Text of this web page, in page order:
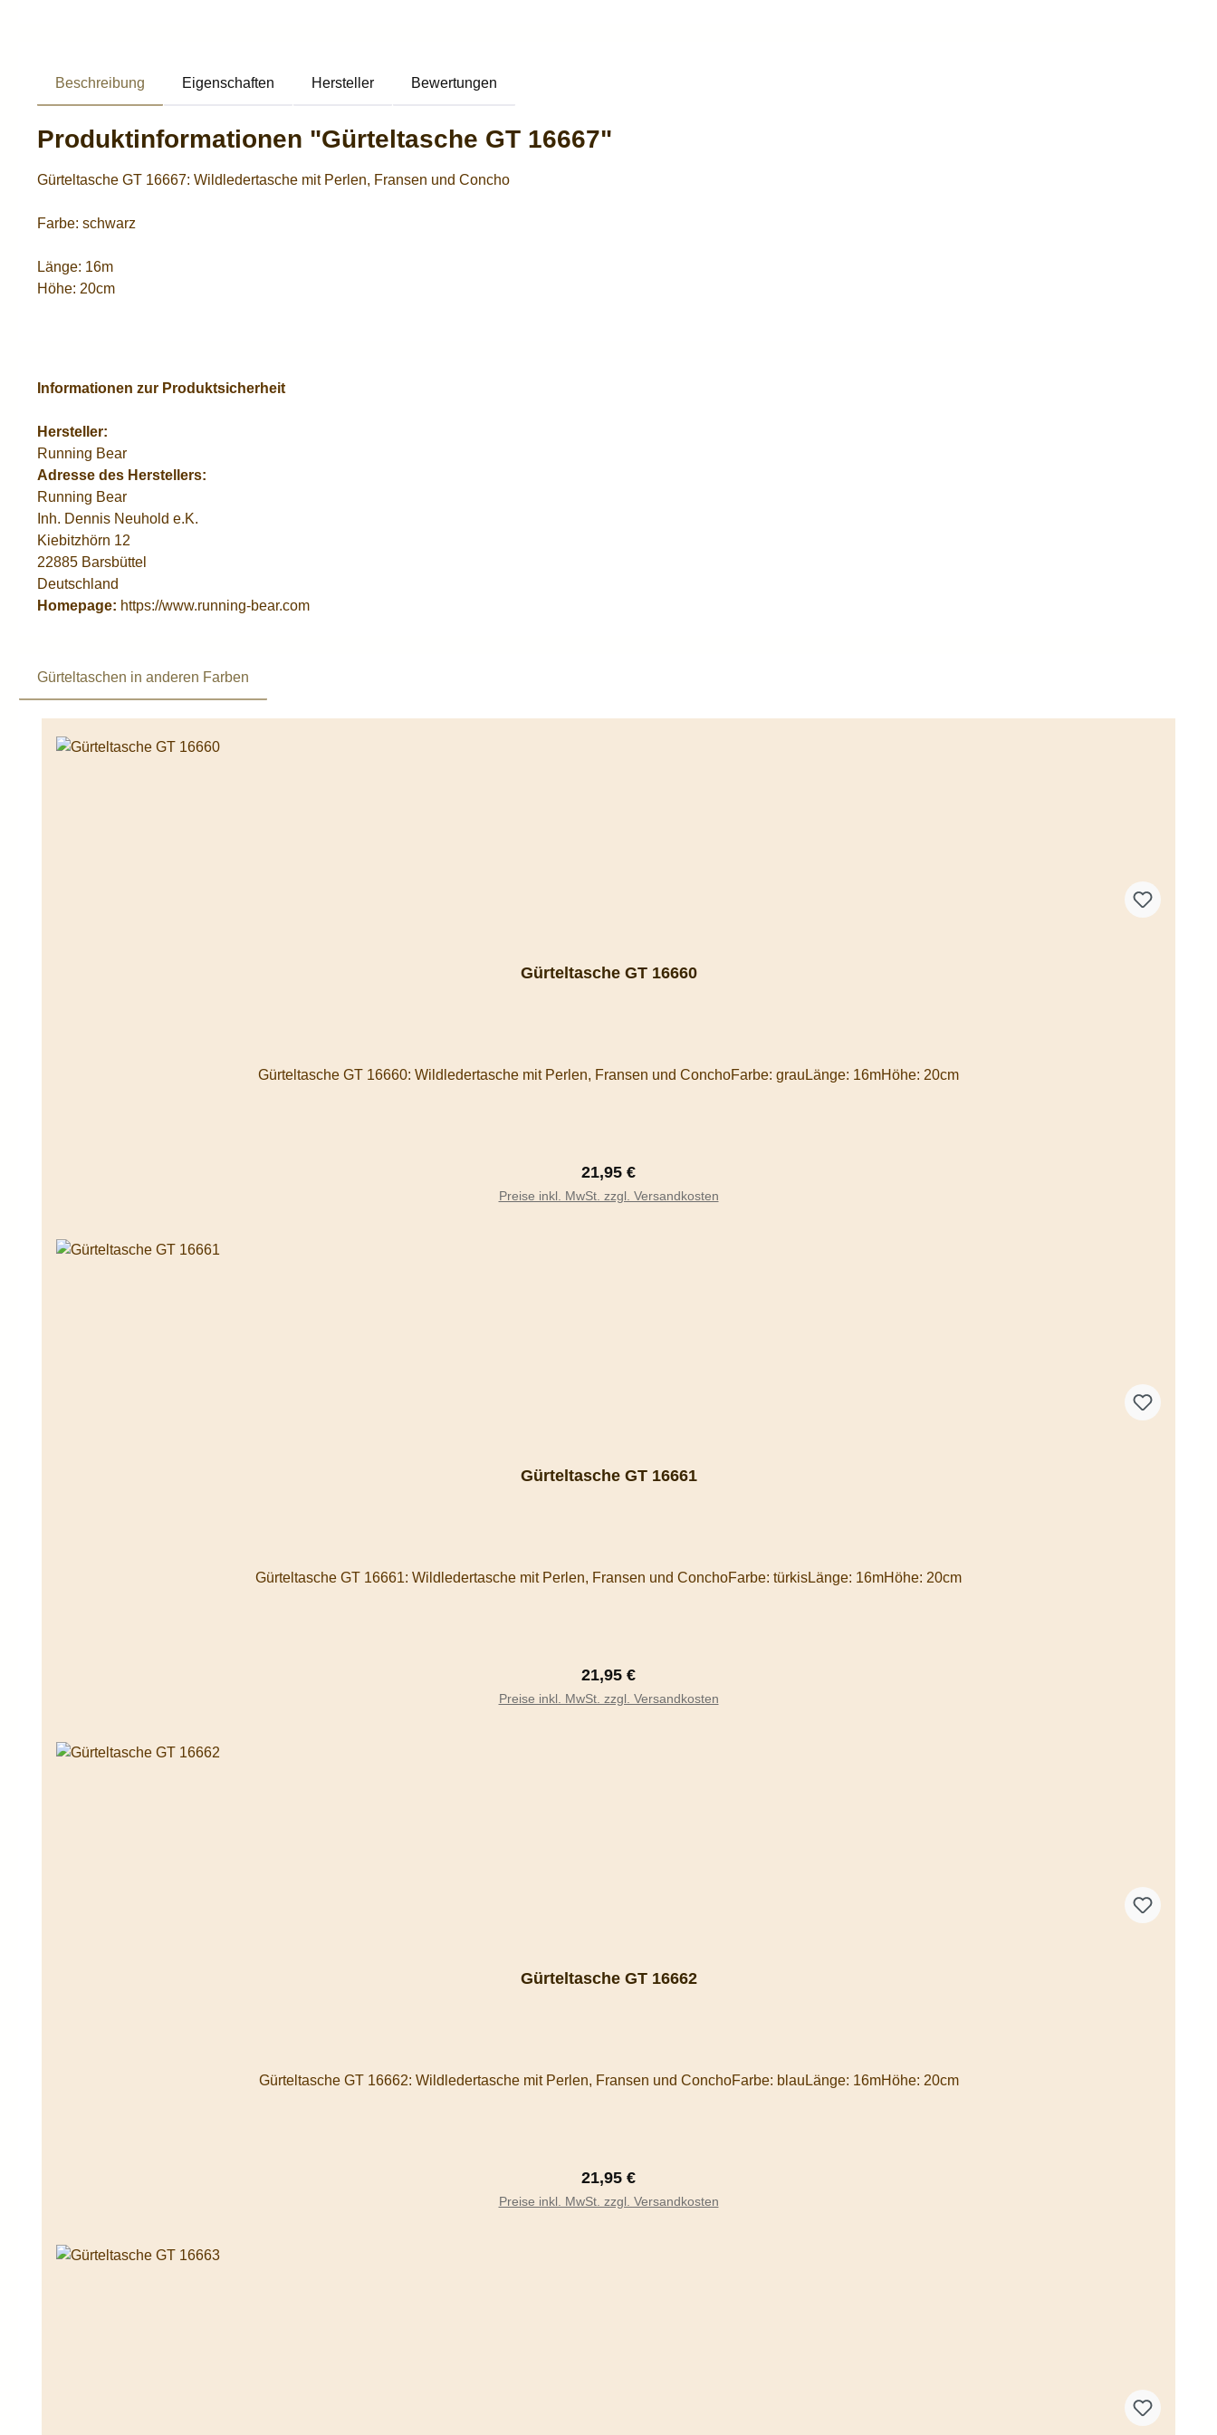
Beschreibung Eigenschaften Hersteller Bewertungen
Produktinformationen "Gürteltasche GT 16667"
Gürteltasche GT 16667: Wildledertasche mit Perlen, Fransen und Concho
Farbe: schwarz
Länge: 16m
Höhe: 20cm
Informationen zur Produktsicherheit
Hersteller:
Running Bear
Adresse des Herstellers:
Running Bear
Inh. Dennis Neuhold e.K.
Kiebitzhörn 12
22885 Barsbüttel
Deutschland
Homepage: https://www.running-bear.com
Gürteltaschen in anderen Farben
Gürteltasche GT 16660
Gürteltasche GT 16660: Wildledertasche mit Perlen, Fransen und ConchoFarbe: grauLänge: 16mHöhe: 20cm
Regulärer Preis:
21,95 €
Preise inkl. MwSt. zzgl. Versandkosten
In den Warenkorb
Gürteltasche GT 16661
Gürteltasche GT 16661: Wildledertasche mit Perlen, Fransen und ConchoFarbe: türkisLänge: 16mHöhe: 20cm
Regulärer Preis:
21,95 €
Preise inkl. MwSt. zzgl. Versandkosten
In den Warenkorb
Gürteltasche GT 16662
Gürteltasche GT 16662: Wildledertasche mit Perlen, Fransen und ConchoFarbe: blauLänge: 16mHöhe: 20cm
Regulärer Preis:
21,95 €
Preise inkl. MwSt. zzgl. Versandkosten
In den Warenkorb